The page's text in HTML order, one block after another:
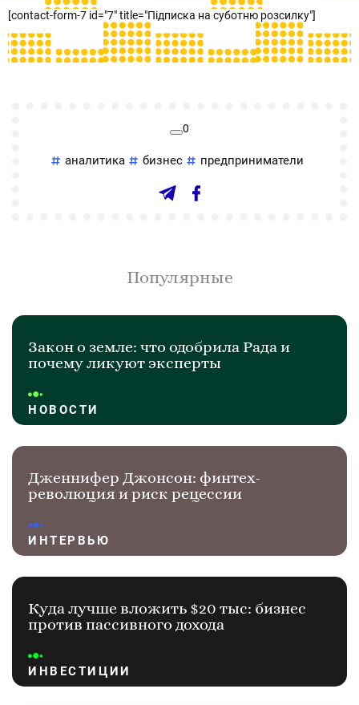
[contact-form-7 id="7" title="Підписка на суботню розсилку"]
0
аналитика бизнес предприниматели
Популярные
Закон о земле: что одобрила Рада и
почему ликуют эксперты
НОВОСТИ
Дженнифер Джонсон: финтех-
революция и риск рецессии
ИНТЕРВЬЮ
Куда лучше вложить $20 тыс: бизнес
против пассивного дохода
ИНВЕСТИЦИИ